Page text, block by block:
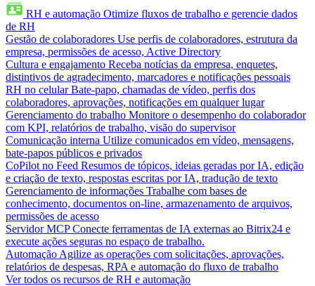
RH e automação Otimize fluxos de trabalho e gerencie dados
de RH
Gestão de colaboradores Use perfis de colaboradores, estrutura da
empresa, permissões de acesso, Active Directory
Cultura e engajamento Receba notícias da empresa, enquetes,
distintivos de agradecimento, marcadores e notificações pessoais
RH no celular Bate-papo, chamadas de vídeo, perfis dos
colaboradores, aprovações, notificações em qualquer lugar
Gerenciamento do trabalho Monitore o desempenho do colaborador
com KPI, relatórios de trabalho, visão do supervisor
Comunicação interna Utilize comunicados em vídeo, mensagens,
bate-papos públicos e privados
CoPilot no Feed Resumos de tópicos, ideias geradas por IA, edição
e criação de texto, respostas escritas por IA, tradução de texto
Gerenciamento de informações Trabalhe com bases de
conhecimento, documentos on-line, armazenamento de arquivos,
permissões de acesso
Servidor MCP Conecte ferramentas de IA externas ao Bitrix24 e
execute ações seguras no espaço de trabalho.
Automação Agilize as operações com solicitações, aprovações,
relatórios de despesas, RPA e automação do fluxo de trabalho
Ver todos os recursos de RH e automação